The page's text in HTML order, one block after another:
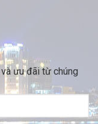
ưu đãi từ chúng